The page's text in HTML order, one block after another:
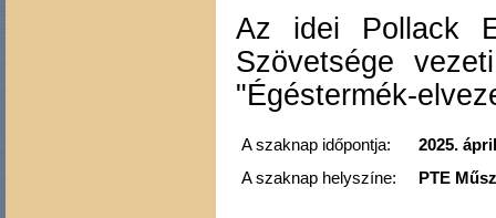
Az idei Pollack
Szövetsége
"Égéstermék-
A szaknap időpontja:
2025.
A szaknap helyszíne:
PTE